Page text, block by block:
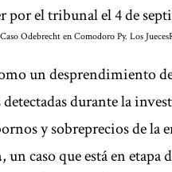
por el tribunal el 4 de
Odebrecht en Comodoro Py. Los Jueces
un desprendimiento
durante la
y sobreprecios de la
, un caso que está en etapa